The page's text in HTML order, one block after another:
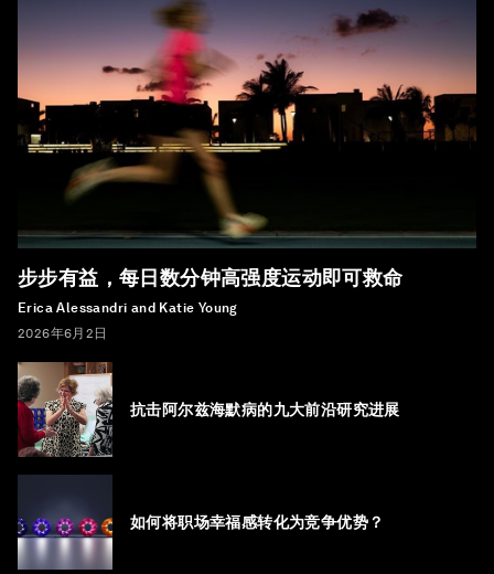
步步有益，每日数分钟高强度运动即可救命
Erica Alessandri and Katie Young
2026年6月2日
抗击阿尔兹海默病的九大前沿研究进展
如何将职场幸福感转化为竞争优势？